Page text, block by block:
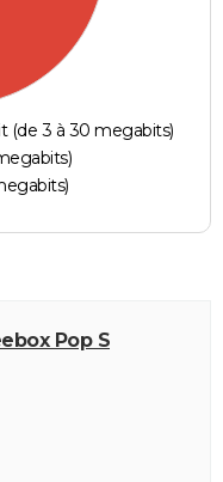
(de 3 à 30 megabits)
Pop S